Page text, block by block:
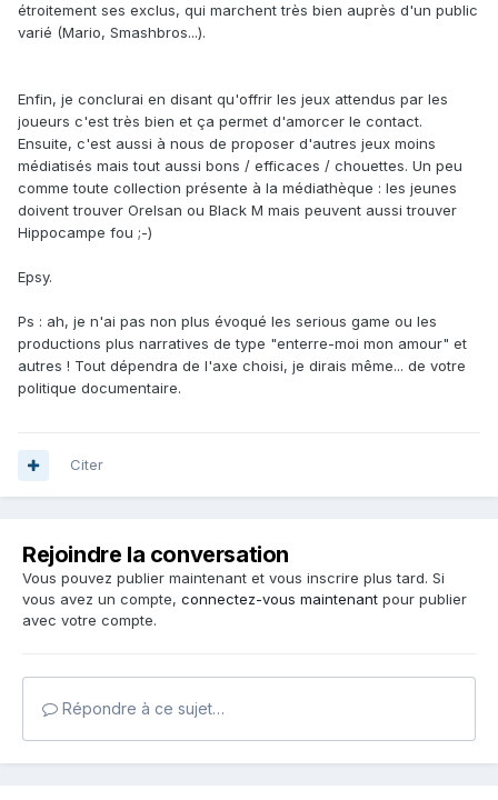
étroitement ses exclus, qui marchent très bien auprès d'un public
varié (Mario, Smashbros...).
Enfin, je conclurai en disant qu'offrir les jeux attendus par les
joueurs c'est très bien et ça permet d'amorcer le contact.
Ensuite, c'est aussi à nous de proposer d'autres jeux moins
médiatisés mais tout aussi bons / efficaces / chouettes. Un peu
comme toute collection présente à la médiathèque : les jeunes
doivent trouver Orelsan ou Black M mais peuvent aussi trouver
Hippocampe fou ;-)
Epsy.
Ps : ah, je n'ai pas non plus évoqué les serious game ou les
productions plus narratives de type "enterre-moi mon amour" et
autres ! Tout dépendra de l'axe choisi, je dirais même... de votre
politique documentaire.
Citer
Rejoindre la conversation
Vous pouvez publier maintenant et vous inscrire plus tard. Si
vous avez un compte, connectez-vous maintenant pour publier
avec votre compte.
Répondre à ce sujet…